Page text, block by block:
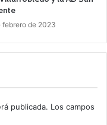
febrero de 2023
publicada. Los campos